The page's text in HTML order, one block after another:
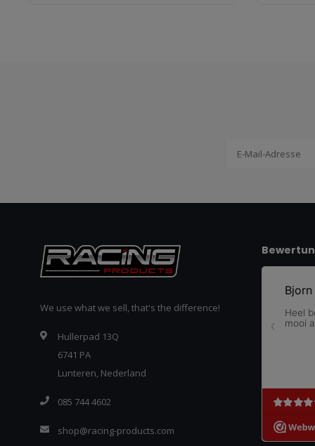
We use what we sell, that's the difference!
Hullerpad 13Q
6741 PA
Lunteren, Nederland
085 744 4602
shop@racing-products.com